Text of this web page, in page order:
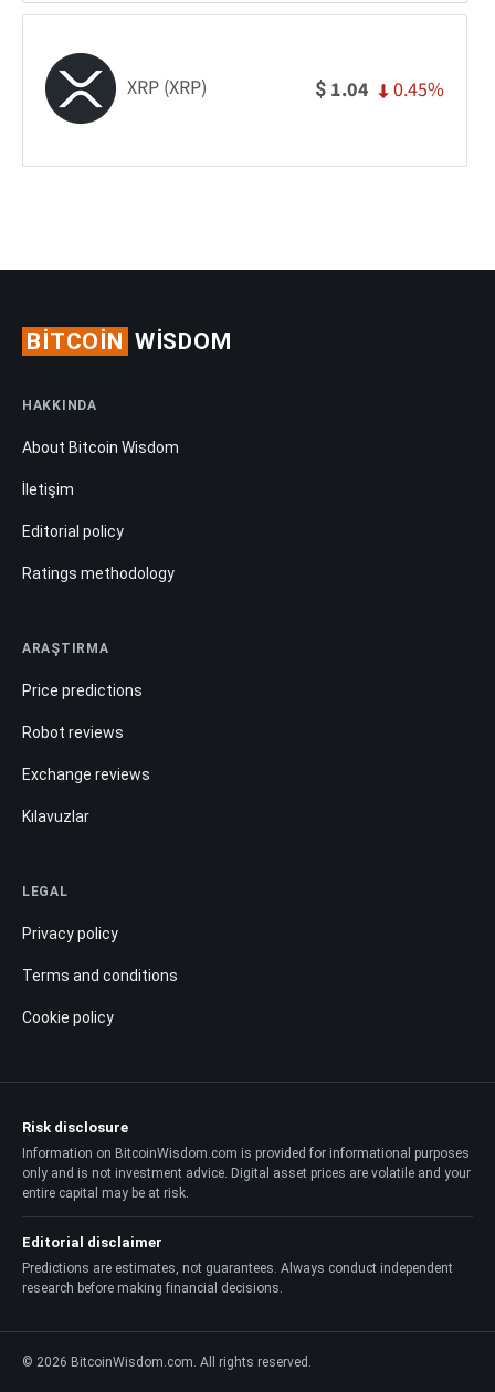
XRP (XRP) $ 1.04 0.45%
BITCOIN WISDOM
HAKKINDA
About Bitcoin Wisdom
İletişim
Editorial policy
Ratings methodology
ARAŞTIRMA
Price predictions
Robot reviews
Exchange reviews
Kılavuzlar
LEGAL
Privacy policy
Terms and conditions
Cookie policy
Risk disclosure
Information on BitcoinWisdom.com is provided for informational purposes
only and is not investment advice. Digital asset prices are volatile and your
entire capital may be at risk.
Editorial disclaimer
Predictions are estimates, not guarantees. Always conduct independent
research before making financial decisions.
© 2026 BitcoinWisdom.com. All rights reserved.